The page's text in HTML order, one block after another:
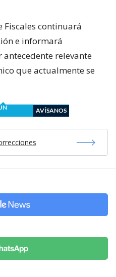
Fiscales continuará
e informará
relevante
que actualmente se
AVÍSANOS